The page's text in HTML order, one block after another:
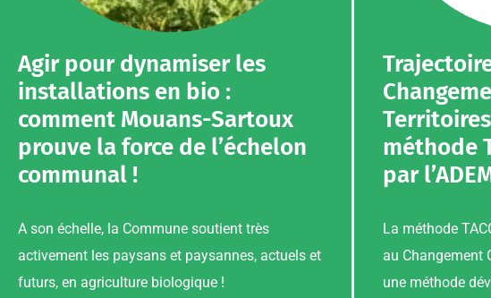
Agir pour dynamiser les
installations en bio :
comment Mouans-Sartoux
prouve la force de l’échelon
communal !
A son échelle, la Commune soutient très
activement les paysans et paysannes, actuels et
futurs, en agriculture biologique !
méthode
par
La méthode
au Changement
une méthode